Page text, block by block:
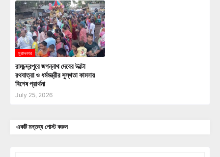
মুরাদনগর
রামচন্দ্রপুরে জগন্নাথ দেবের উল্টো
রথযাত্রা ও ধর্মমন্ত্রীর সুস্থতা কামনায়
বিশেষ প্রার্থনা
July 25, 2026
একটি মন্তব্য পোস্ট করুন